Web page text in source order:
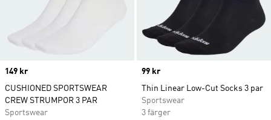
Price
149 kr
CUSHIONED SPORTSWEAR
CREW STRUMPOR 3 PAR
Sportswear
Price
99 kr
Thin Linear Low-Cut Socks 3 par
Sportswear
3 färger